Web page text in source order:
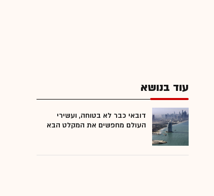
עוד בנושא
דובאי כבר לא בטוחה, ועשירי
העולם מחפשים את המקלט הבא